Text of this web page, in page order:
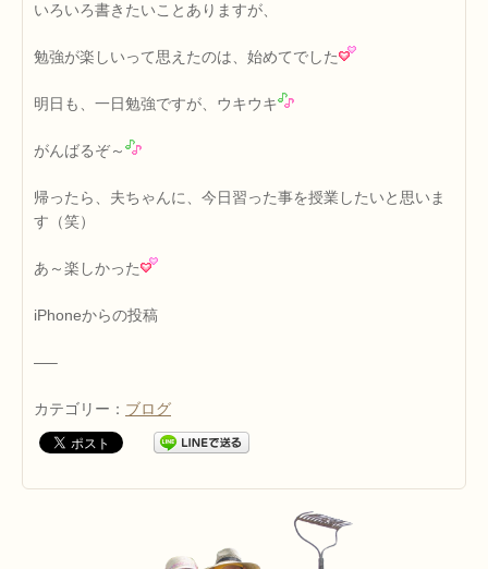
いろいろ書きたいことありますが、
勉強が楽しいって思えたのは、始めてでした
明日も、一日勉強ですが、ウキウキ
がんばるぞ～
帰ったら、夫ちゃんに、今日習った事を授業したいと思いま
す（笑）
あ～楽しかった
iPhoneからの投稿
—–
カテゴリー： ブログ